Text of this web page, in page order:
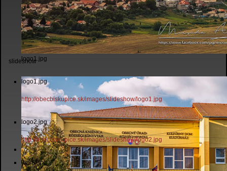
logo1.jpg
slideshow
logo1.jpg
http://obecbiskupice.sk/images/slideshow/logo1.jpg
logo2.jpg
http://obecbiskupice.sk/images/slideshow/logo2.jpg
logo3.jpg